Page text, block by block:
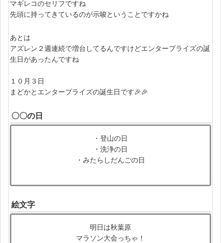
マギレコのセリフですね
先頭に持ってきているのが示唆ということですかね
あとは
アズレン２週連続で増台してるんですけどエンタープライズの誕
生日があったんですね
１０月３日
まどかとエンタープライズの誕生日です🎉🎉
〇〇の日
・登山の日
・洗浄の日
・みたらしだんごの日
絵文字
明日は秋葉原
マラソン大会っちゃ！